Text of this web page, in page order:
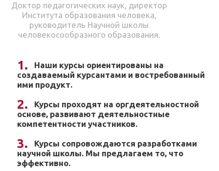
Доктор педагогических наук, директор
Института образования человека,
руководитель Научной школы
человекосообразного образования.
Наши курсы ориентированы на
создаваемый курсантами и востребованный
ими продукт.
Курсы проходят на оргдеятельностной
основе, развивают деятельностные
компетентности участников.
Курсы сопровождаются разработками
научной школы. Мы предлагаем то, что
эффективно.